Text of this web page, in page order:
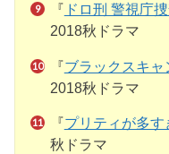
『 ドロ刑 警視庁
2018秋ドラマ
『ブラックスキャ
2018秋ドラマ
『プリティが多す
秋ドラマ